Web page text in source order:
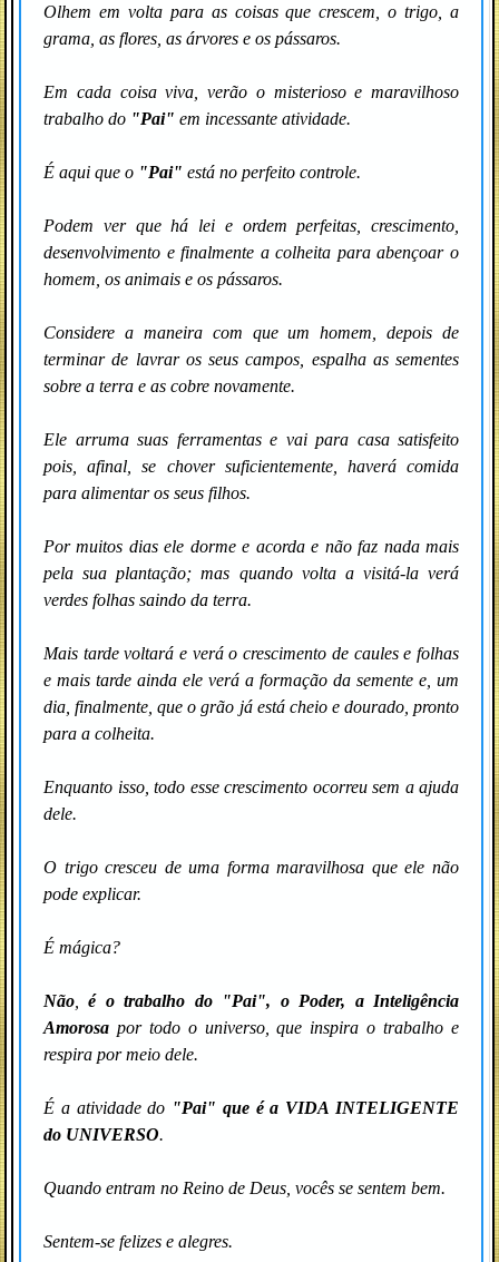
Olhem em volta para as coisas que crescem, o trigo, a
grama, as flores, as árvores e os pássaros.
Em cada coisa viva, verão o misterioso e maravilhoso
trabalho do "Pai" em incessante atividade.
É aqui que o "Pai" está no perfeito controle.
Podem ver que há lei e ordem perfeitas, crescimento,
desenvolvimento e finalmente a colheita para abençoar o
homem, os animais e os pássaros.
Considere a maneira com que um homem, depois de
terminar de lavrar os seus campos, espalha as sementes
sobre a terra e as cobre novamente.
Ele arruma suas ferramentas e vai para casa satisfeito
pois, afinal, se chover suficientemente, haverá comida
para alimentar os seus filhos.
Por muitos dias ele dorme e acorda e não faz nada mais
pela sua plantação; mas quando volta a visitá-la verá
verdes folhas saindo da terra.
Mais tarde voltará e verá o crescimento de caules e folhas
e mais tarde ainda ele verá a formação da semente e, um
dia, finalmente, que o grão já está cheio e dourado, pronto
para a colheita.
Enquanto isso, todo esse crescimento ocorreu sem a ajuda
dele.
O trigo cresceu de uma forma maravilhosa que ele não
pode explicar.
É mágica?
Não ,é o trabalho do "Pai", o Poder, a Inteligência
Amorosa por todo o universo, que inspira o trabalho e
respira por meio dele.
É a atividade do "Pai" que é a VIDA INTELIGENTE
do UNIVERSO.
Quando entram no Reino de Deus, vocês se sentem bem.
Sentem-se felizes e alegres.